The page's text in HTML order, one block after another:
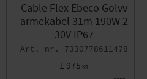
Cable Flex Ebeco Golvv
ärmekabel 31m 190W 2
30V IP67
7330778611478
1 975 KR